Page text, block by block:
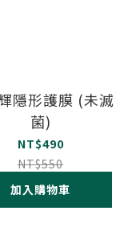
隱形護膜 (未滅
菌)
NT$490
NT$550
加入購物車